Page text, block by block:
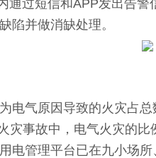
过短信和APP发出告警
陷并做消缺处理。
气原因导致的火灾占总
事故中，电气火灾的
电管理平台已在九小场